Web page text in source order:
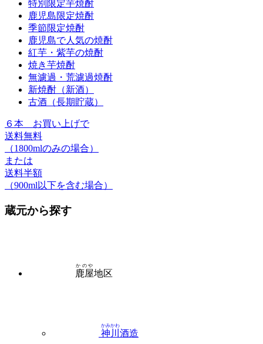
特別限定芋焼酎
鹿児島限定焼酎
季節限定焼酎
鹿児島で人気の焼酎
紅芋・紫芋の焼酎
焼き芋焼酎
無濾過・荒濾過焼酎
新焼酎（新酒）
古酒（長期貯蔵）
６本 お買い上げで
送料無料
（1800mlのみの場合）
または
送料半額
（900ml以下を含む場合）
蔵元から探す
鹿屋
かのや
地区
神川
かみかわ
酒造